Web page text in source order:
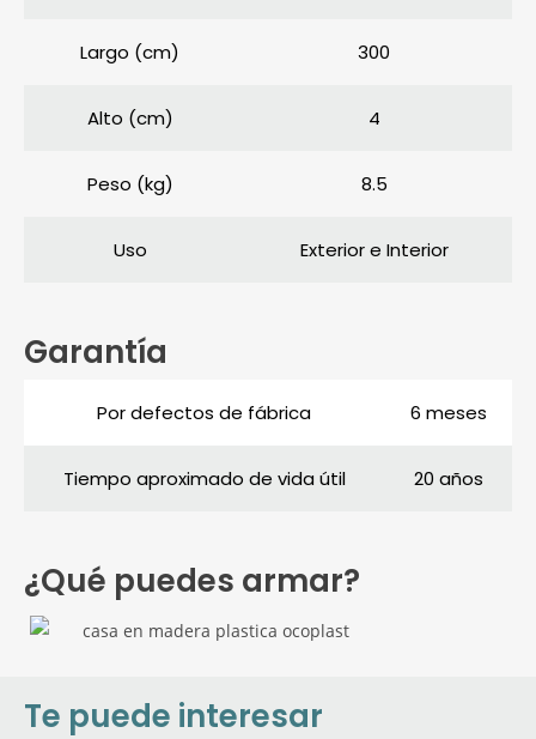
Largo (cm) 300
Alto (cm) 4
Peso (kg) 8.5
Uso Exterior e Interior
Garantía
Por defectos de fábrica 6 meses
Tiempo aproximado de vida útil 20 años
¿Qué puedes armar?
Te puede interesar